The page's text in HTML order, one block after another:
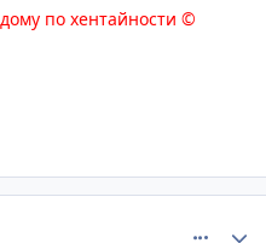
по хентайности ©